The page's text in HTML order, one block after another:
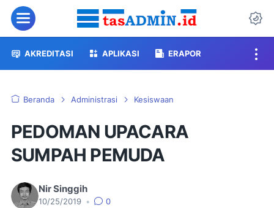
Menu
AKREDITASI APLIKASI ERAPOR
Beranda Administrasi Kesiswaan
PEDOMAN UPACARA
SUMPAH PEMUDA
Nir Singgih
10/25/2019 •
0